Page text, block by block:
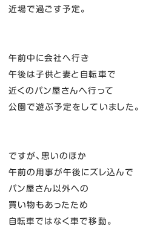
近場で過ごす予定。
午前中に会社へ行き
午後は子供と妻と自転車で
近くのパン屋さんへ行って
公園で遊ぶ予定をしていました。
ですが、思いのほか
午前の用事が午後にズレ込んで
パン屋さん以外への
買い物もあったため
自転車ではなく車で移動。